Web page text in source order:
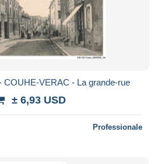
COUHE-VERAC - La grande-rue
± 6,93 USD
Professionale